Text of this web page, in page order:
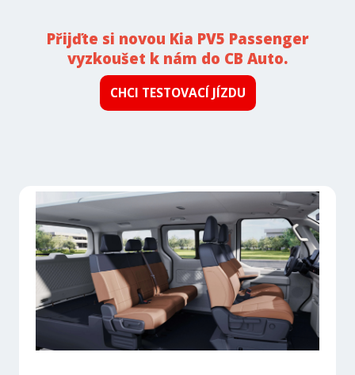
Přijďte si novou Kia PV5 Passenger
vyzkoušet k nám do CB Auto.
CHCI TESTOVACÍ JÍZDU